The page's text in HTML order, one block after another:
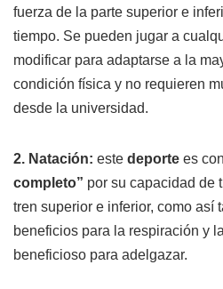
fuerza de la parte superior e
tiempo. Se pueden jugar a
modificar para adaptarse a la
condición física y no requieren
desde la universidad.
2. Natación: este deporte es
completo” por su capacidad de
tren superior e inferior, como así
beneficios para la respiración y
beneficioso para adelgazar.